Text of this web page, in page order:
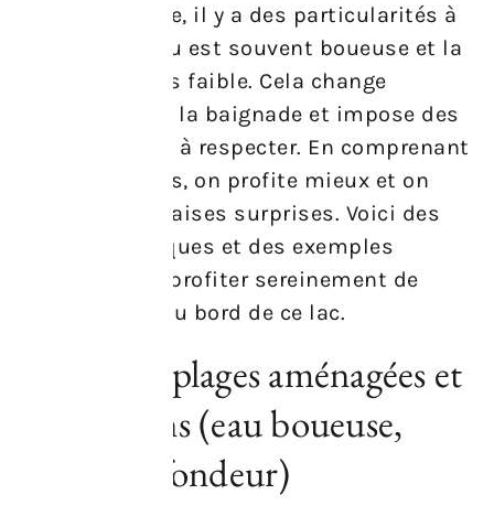
l’enthousiasme, il y a des particularités à
connaître. L’eau est souvent boueuse et la
profondeur très faible. Cela change
l’expérience de la baignade et impose des
règles simples à respecter. En comprenant
ces spécificités, on profite mieux et on
évite les mauvaises surprises. Voici des
conseils pratiques et des exemples
concrets pour profiter sereinement de
votre journée au bord de ce lac.
Baignade, plages aménagées et
précautions (eau boueuse,
faible profondeur)